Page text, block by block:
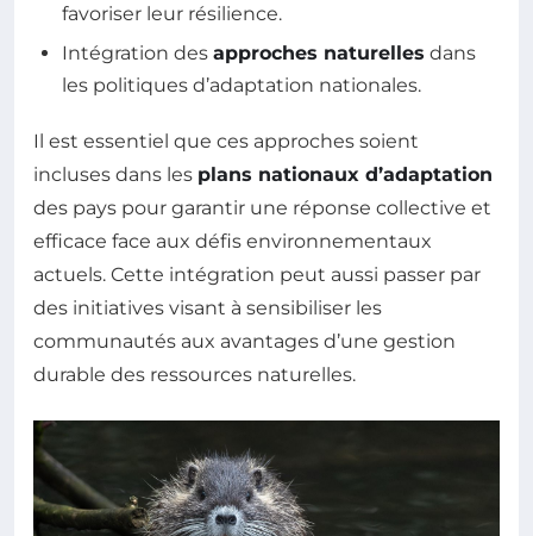
favoriser leur résilience.
Intégration des approches naturelles dans
les politiques d’adaptation nationales.
Il est essentiel que ces approches soient
incluses dans les plans nationaux d’adaptation
des pays pour garantir une réponse collective et
efficace face aux défis environnementaux
actuels. Cette intégration peut aussi passer par
des initiatives visant à sensibiliser les
communautés aux avantages d’une gestion
durable des ressources naturelles.